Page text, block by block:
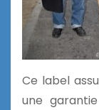
Ce label
une